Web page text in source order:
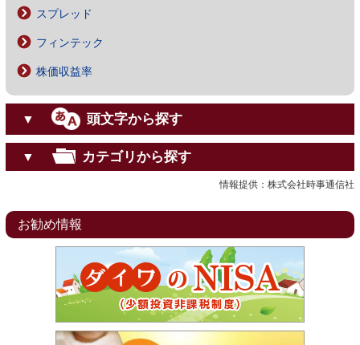
スプレッド
フィンテック
株価収益率
▼ 頭文字から探す
▼ カテゴリから探す
情報提供：株式会社時事通信社
お勧め情報